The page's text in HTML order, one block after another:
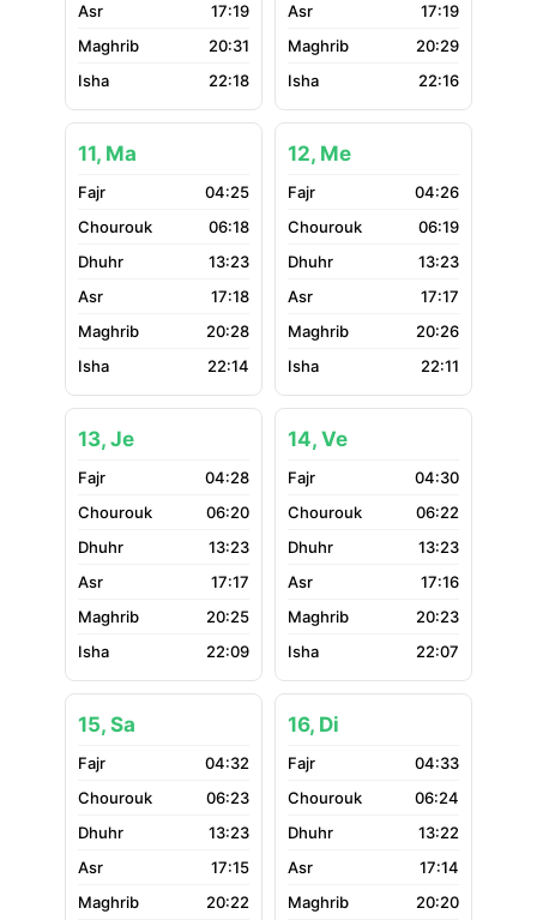
17:19
20:31
22:18
17:19
20:29
22:16
11, Ma
04:25
06:18
13:23
17:18
20:28
22:14
12, Me
04:26
06:19
13:23
17:17
20:26
22:11
13, Je
04:28
06:20
13:23
17:17
20:25
22:09
14, Ve
04:30
06:22
13:23
17:16
20:23
22:07
15, Sa
04:32
06:23
13:23
17:15
20:22
16, Di
04:33
06:24
13:22
17:14
20:20